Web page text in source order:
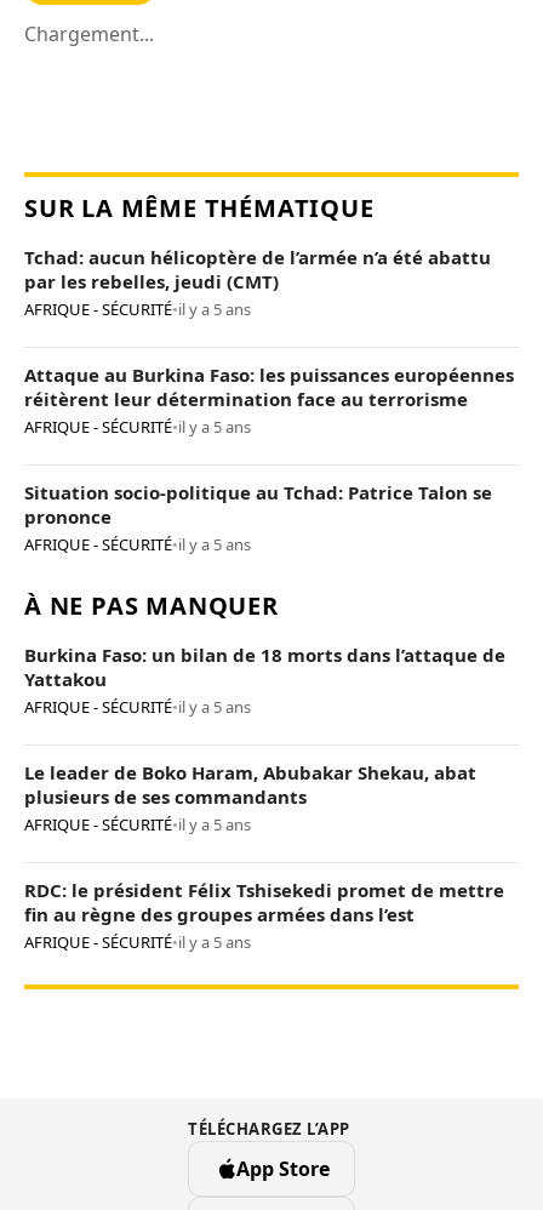
Chargement...
SUR LA MÊME THÉMATIQUE
Tchad: aucun hélicoptère de l’armée n’a été abattu
par les rebelles, jeudi (CMT)
AFRIQUE - SÉCURITÉ•il y a 5 ans
Attaque au Burkina Faso: les puissances européennes
réitèrent leur détermination face au terrorisme
AFRIQUE - SÉCURITÉ•il y a 5 ans
Situation socio-politique au Tchad: Patrice Talon se
prononce
AFRIQUE - SÉCURITÉ•il y a 5 ans
À NE PAS MANQUER
Burkina Faso: un bilan de 18 morts dans l’attaque de
Yattakou
AFRIQUE - SÉCURITÉ•il y a 5 ans
Le leader de Boko Haram, Abubakar Shekau, abat
plusieurs de ses commandants
AFRIQUE - SÉCURITÉ•il y a 5 ans
RDC: le président Félix Tshisekedi promet de mettre
fin au règne des groupes armées dans l’est
AFRIQUE - SÉCURITÉ•il y a 5 ans
TÉLÉCHARGEZ L’APP
App Store